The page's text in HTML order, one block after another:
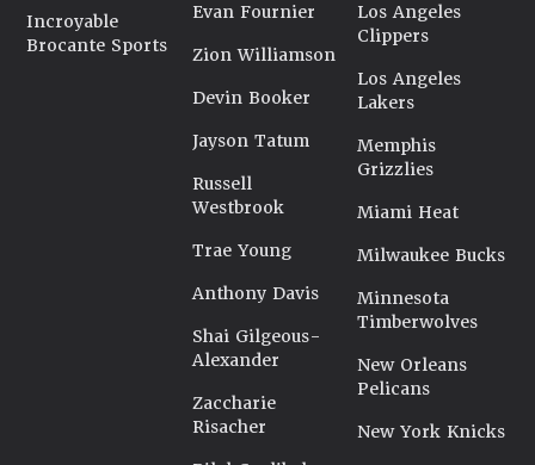
Incroyable
Brocante Sports
Evan Fournier
Zion Williamson
Devin Booker
Jayson Tatum
Russell
Westbrook
Trae Young
Anthony Davis
Shai Gilgeous-
Alexander
Zaccharie
Risacher
Los Angeles
Clippers
Los Angeles
Lakers
Memphis
Grizzlies
Miami Heat
Milwaukee Bucks
Minnesota
Timberwolves
New Orleans
Pelicans
New York Knicks